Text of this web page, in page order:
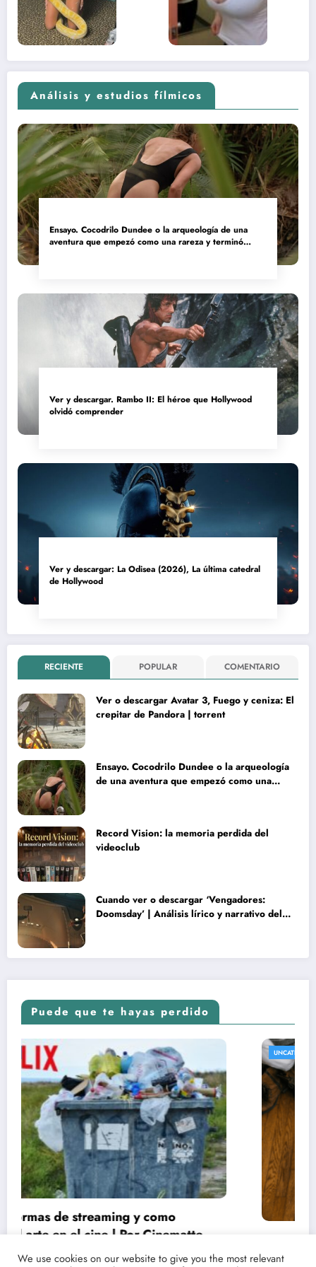
Análisis y estudios fílmicos
Ensayo. Cocodrilo Dundee o la arqueología de una
aventura que empezó como una rareza y terminó
Ver y descargar. Rambo II: El héroe que Hollywood
olvidó comprender
Ver y descargar: La Odisea (2026), La última catedral
de Hollywood
RECIENTE POPULAR COMENTARIO
Ver o descargar Avatar 3, Fuego y ceniza: El
crepitar de Pandora | torrent
Ensayo. Cocodrilo Dundee o la arqueología
de una aventura que empezó como una
Record Vision: la memoria perdida del
videoclub
Cuando ver o descargar ‘Vengadores:
Doomsday’ | Análisis lírico y narrativo del
Puede que te hayas perdido
UNCATEGORIZED
Conoce las fechas de estrenos y críticas de
tus películas y series favoritas con Point
We use cookies on our website to give you the most relevant